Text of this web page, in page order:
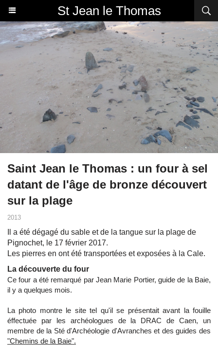
St Jean le Thomas
Saint Jean le Thomas : un four à sel
datant de l'âge de bronze découvert
sur la plage
2013
Il a été dégagé du sable et de la tangue sur la plage de
Pignochet, le 17 février 2017.
Les pierres en ont été transportées et exposées à la Cale.
La découverte du four
Ce four a été remarqué par Jean Marie Portier, guide de la Baie,
il y a quelques mois.
La photo montre le site tel qu'il se présentait avant la fouille
éffectuée par les archéologues de la DRAC de Caen, un
membre de la Sté d'Archéologie d'Avranches et des guides des
"Chemins de la Baie".